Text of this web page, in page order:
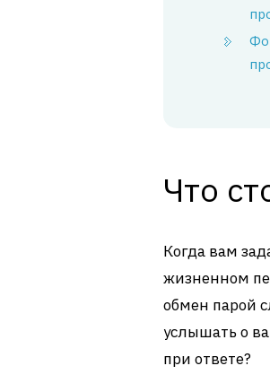
Что
Когда вам
жизненном
обмен парой
услышать о
при ответе?